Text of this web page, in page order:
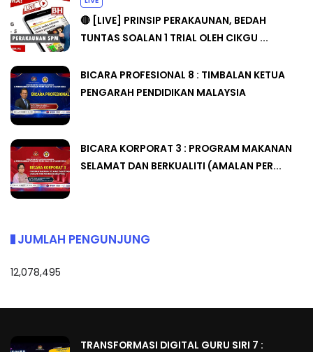
🔴 [LIVE] PRINSIP PERAKAUNAN, BEDAH
TUNTAS SOALAN 1 TRIAL OLEH CIKGU ...
BICARA PROFESIONAL 8 : TIMBALAN KETUA
PENGARAH PENDIDIKAN MALAYSIA
BICARA KORPORAT 3 : PROGRAM MAKANAN
SELAMAT DAN BERKUALITI (AMALAN PER...
JUMLAH PENGUNJUNG
12,078,495
TRANSFORMASI DIGITAL GURU SIRI 7 :